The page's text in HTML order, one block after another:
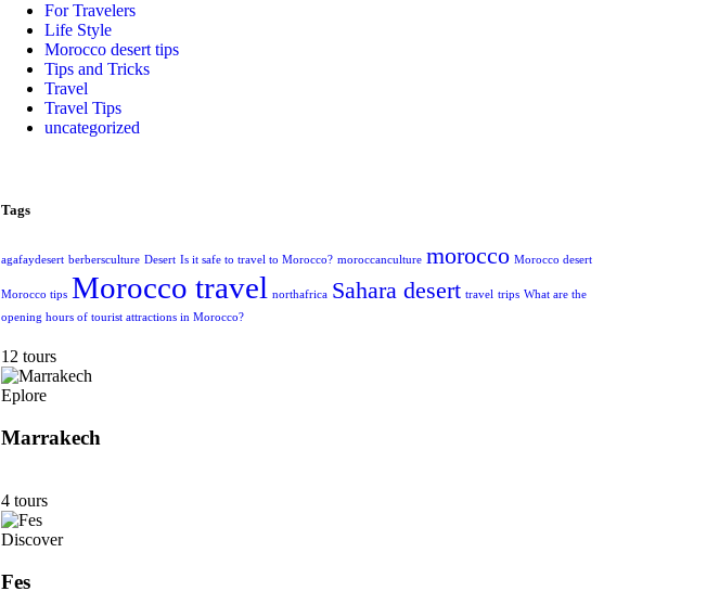
For Travelers
Life Style
Morocco desert tips
Tips and Tricks
Travel
Travel Tips
uncategorized
Tags
agafaydesert berbersculture Desert Is it safe to travel to Morocco? moroccanculture morocco Morocco desert
Morocco tips Morocco travel northafrica Sahara desert travel trips What are the
opening hours of tourist attractions in Morocco?
12 tours
Eplore
Marrakech
4 tours
Discover
Fes